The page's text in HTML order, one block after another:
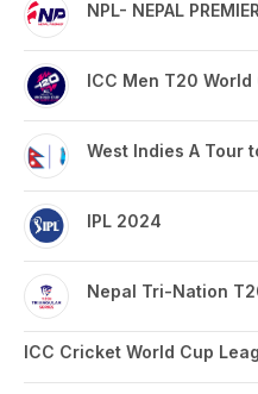
NPL- NEPAL
ICC Men T20
West Indies A Tour
IPL 2024
Nepal Tri-Nation
ICC Cricket World Cup